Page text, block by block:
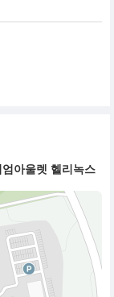
아울렛 헬리녹스